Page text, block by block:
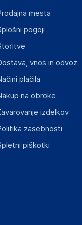
mesta
pogoji
vnos in odvoz
plačila
na obroke
izdelkov
zasebnosti
piškotki